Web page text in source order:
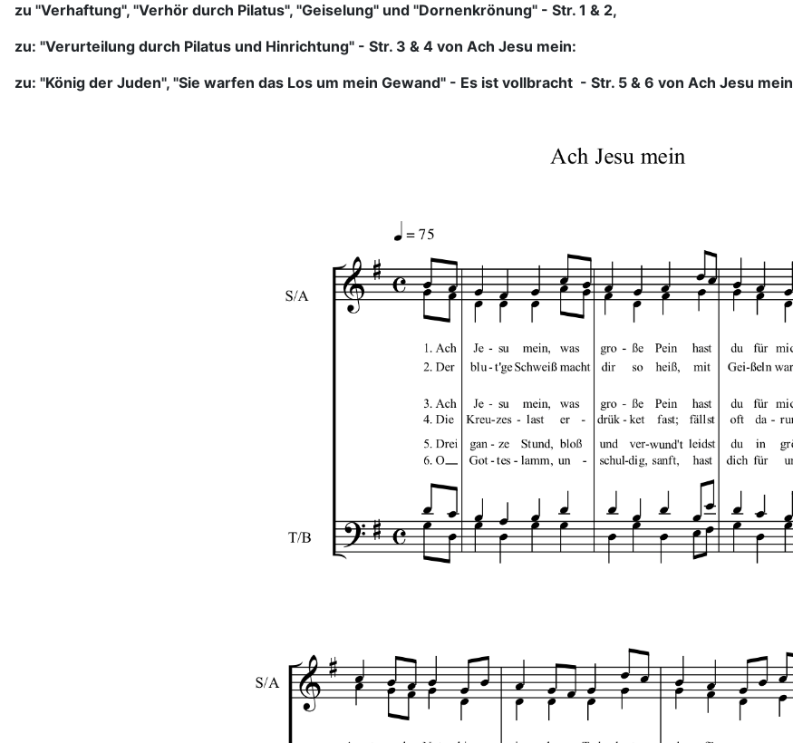
zu "Verhaftung", "Verhör durch Pilatus", "Geiselung" und "Dornenkrönung" - Str. 1 & 2,
zu: "Verurteilung durch Pilatus und Hinrichtung" - Str. 3 & 4 von Ach Jesu mein:
zu: "König der Juden", "Sie warfen das Los um mein Gewand" - Es ist vollbracht - Str. 5 & 6 von Ach Jesu